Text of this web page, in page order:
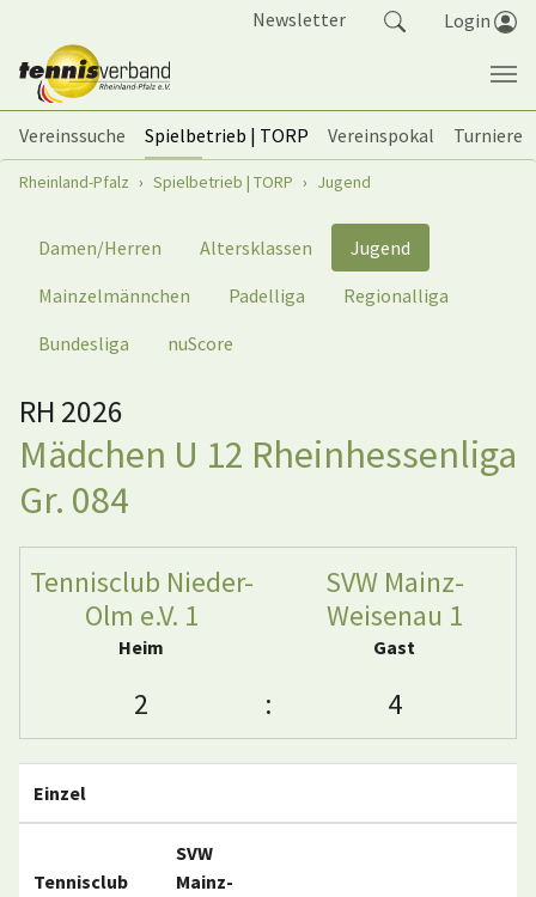
Newsletter Login
Vereinssuche Spielbetrieb | TORP Vereinspokal
Turniere
Sie sind hier:
Rheinland-Pfalz Spielbetrieb | TORP Jugend
Damen/Herren Altersklassen
Jugend
Mainzelmännchen
Padelliga
Regionalliga
Bundesliga
nuScore
RH 2026
Mädchen U 12 Rheinhessenliga
Gr. 084
Tennisclub Nieder-
Olm e.V. 1
Heim
SVW Mainz-
Weisenau 1
Gast
2 : 4
Einzel
Tennisclub
SVW
Mainz-